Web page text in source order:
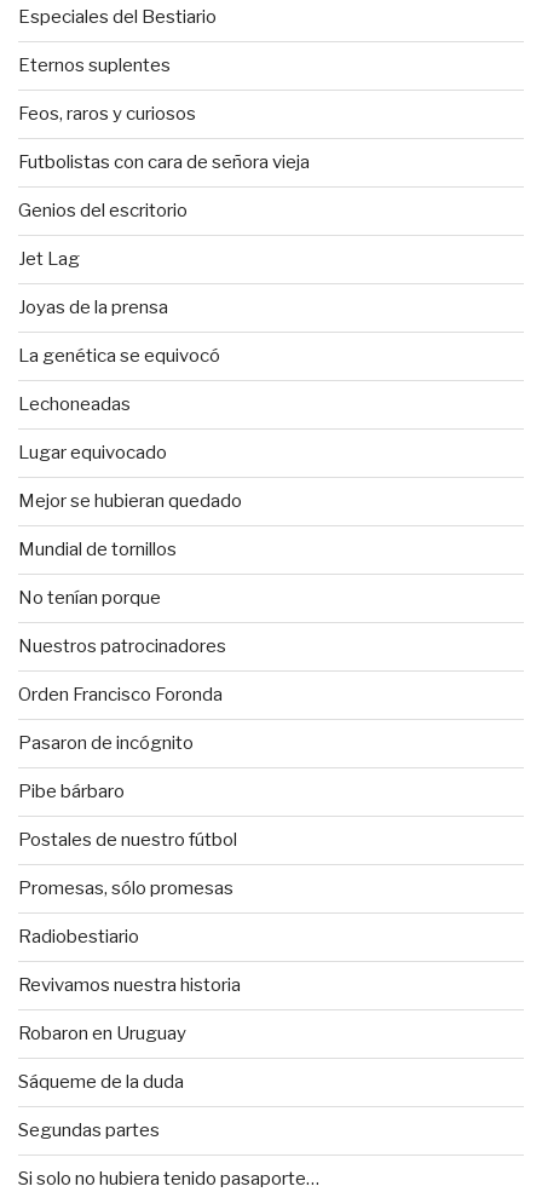
Especiales del Bestiario
Eternos suplentes
Feos, raros y curiosos
Futbolistas con cara de señora vieja
Genios del escritorio
Jet Lag
Joyas de la prensa
La genética se equivocó
Lechoneadas
Lugar equivocado
Mejor se hubieran quedado
Mundial de tornillos
No tenían porque
Nuestros patrocinadores
Orden Francisco Foronda
Pasaron de incógnito
Pibe bárbaro
Postales de nuestro fútbol
Promesas, sólo promesas
Radiobestiario
Revivamos nuestra historia
Robaron en Uruguay
Sáqueme de la duda
Segundas partes
Si solo no hubiera tenido pasaporte…